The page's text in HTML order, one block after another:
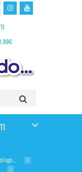
€